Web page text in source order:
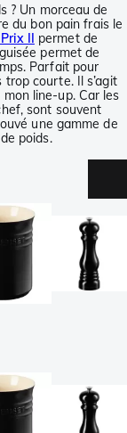
? Un morceau de
du bon pain frais le
II permet de
permet de
Parfait pour
courte. Il s’agit
line-up. Car les
sont souvent
une gamme de
poids.